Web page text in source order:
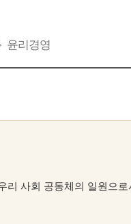
윤리경영
리 사회 공동체의 일원으